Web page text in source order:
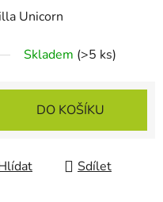
Unicorn
Skladem (>5 ks)
DO KOŠÍKU
Sdílet